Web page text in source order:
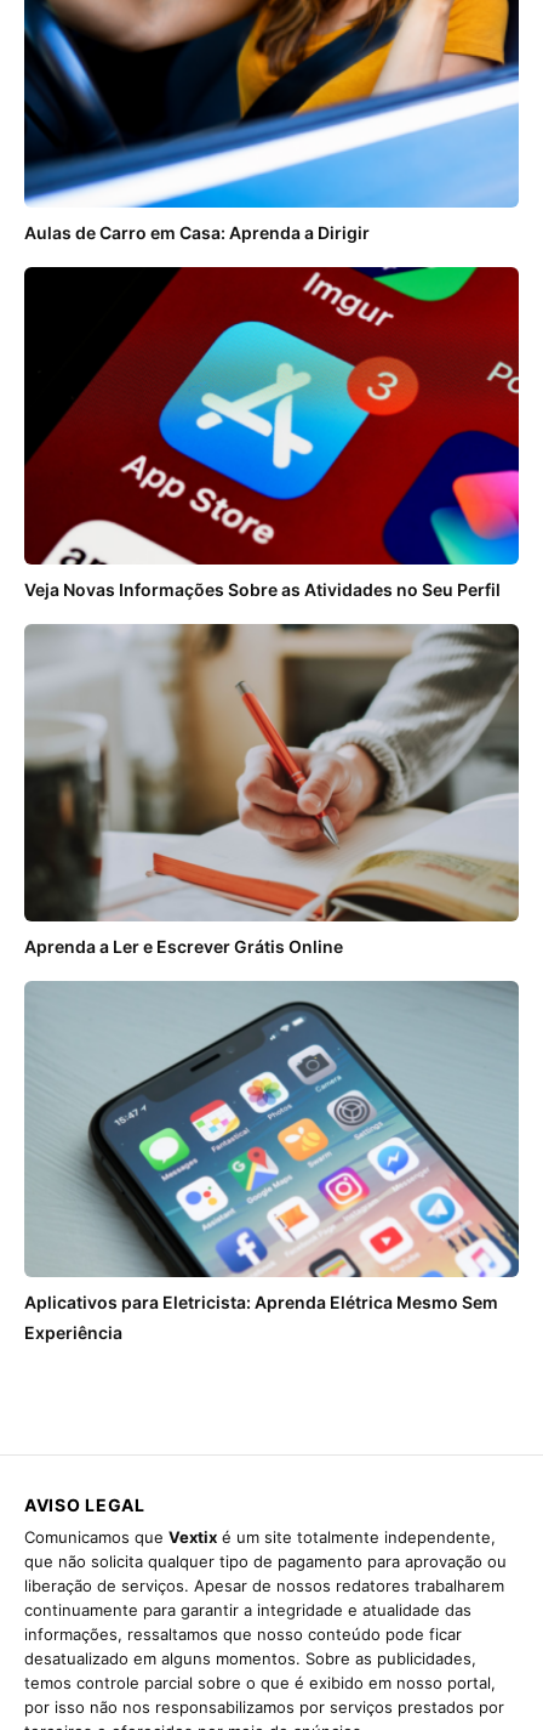
Aulas de Carro em Casa: Aprenda a Dirigir
Veja Novas Informações Sobre as Atividades no Seu Perfil
Aprenda a Ler e Escrever Grátis Online
Aplicativos para Eletricista: Aprenda Elétrica Mesmo Sem
Experiência
AVISO LEGAL
Comunicamos que Vextix é um site totalmente independente,
que não solicita qualquer tipo de pagamento para aprovação ou
liberação de serviços. Apesar de nossos redatores trabalharem
continuamente para garantir a integridade e atualidade das
informações, ressaltamos que nosso conteúdo pode ficar
desatualizado em alguns momentos. Sobre as publicidades,
temos controle parcial sobre o que é exibido em nosso portal,
por isso não nos responsabilizamos por serviços prestados por